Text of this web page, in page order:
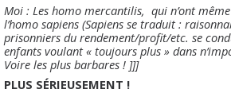
Moi : Les homo mercantilis, qui n’ont
l’homo sapiens (Sapiens se traduit :
prisonniers du rendement/profit/etc. se
enfants voulant « toujours plus » dans
Voire les plus barbares ! ]]]
PLUS SÉRIEUSEMENT !